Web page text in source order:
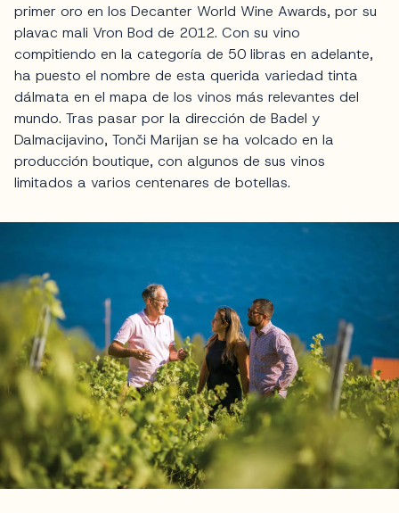
primer oro en los Decanter World Wine Awards, por su
plavac mali Vron Bod de 2012. Con su vino
compitiendo en la categoría de 50 libras en adelante,
ha puesto el nombre de esta querida variedad tinta
dálmata en el mapa de los vinos más relevantes del
mundo. Tras pasar por la dirección de Badel y
Dalmacijavino, Tonči Marijan se ha volcado en la
producción boutique, con algunos de sus vinos
limitados a varios centenares de botellas.